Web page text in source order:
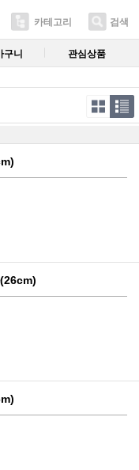
카테고리 검색
구니 관심상품